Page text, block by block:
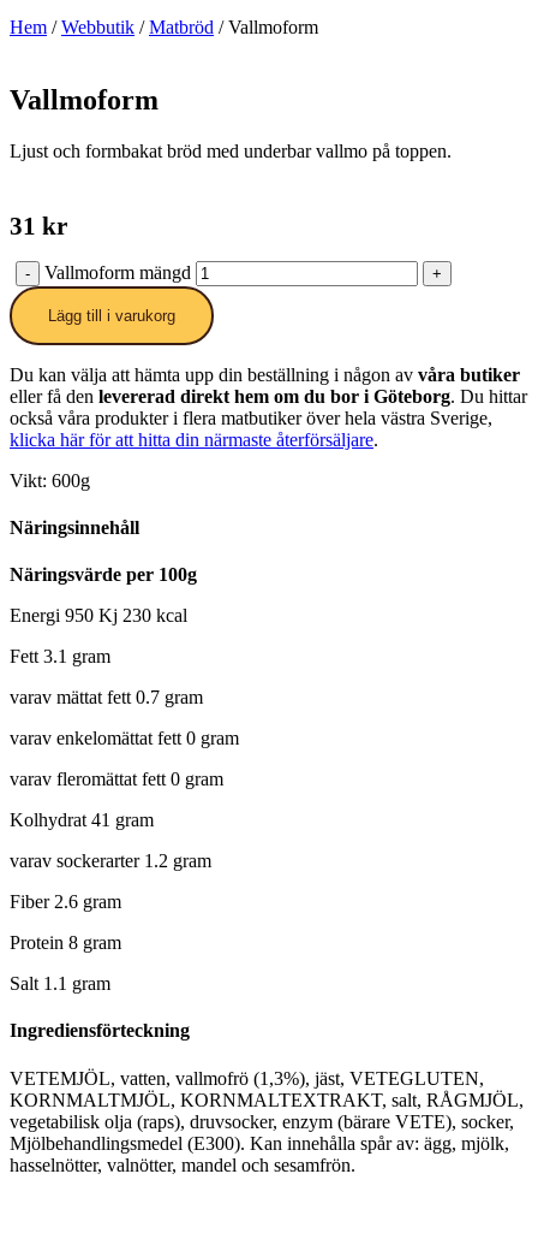
Hem /Webbutik /Matbröd / Vallmoform
Vallmoform
Ljust och formbakat bröd med underbar vallmo på toppen.
31 kr
- Vallmoform mängd +
Lägg till i varukorg
Du kan välja att hämta upp din beställning i någon av våra butiker
eller få den levererad direkt hem om du bor i Göteborg. Du hittar
också våra produkter i flera matbutiker över hela västra Sverige,
klicka här för att hitta din närmaste återförsäljare.
Vikt: 600g
Näringsinnehåll
Näringsvärde per 100g
Energi 950 Kj 230 kcal
Fett 3.1 gram
varav mättat fett 0.7 gram
varav enkelomättat fett 0 gram
varav fleromättat fett 0 gram
Kolhydrat 41 gram
varav sockerarter 1.2 gram
Fiber 2.6 gram
Protein 8 gram
Salt 1.1 gram
Ingrediensförteckning
VETEMJÖL, vatten, vallmofrö (1,3%), jäst, VETEGLUTEN,
KORNMALTMJÖL, KORNMALTEXTRAKT, salt, RÅGMJÖL,
vegetabilisk olja (raps), druvsocker, enzym (bärare VETE), socker,
Mjölbehandlingsmedel (E300). Kan innehålla spår av: ägg, mjölk,
hasselnötter, valnötter, mandel och sesamfrön.